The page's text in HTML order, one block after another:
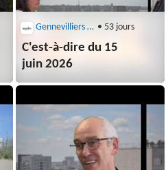
Gennevilliers (92230) • 53 jours
C'est-à-dire du 15
juin 2026